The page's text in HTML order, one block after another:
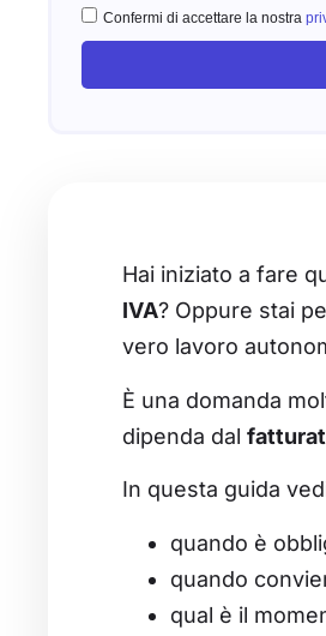
Confermi di accettare la nostra
Hai iniziato a fare
IVA? Oppure stai
vero lavoro
È una domanda
dipenda dal
In questa guida
quando è
quando
qual è il